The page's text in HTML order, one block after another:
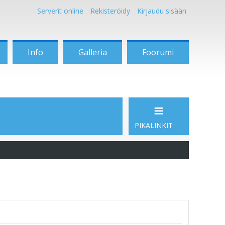
Serverit online Rekisteröidy Kirjaudu sisään
Info Galleria Foorumi
PIKALINKIT